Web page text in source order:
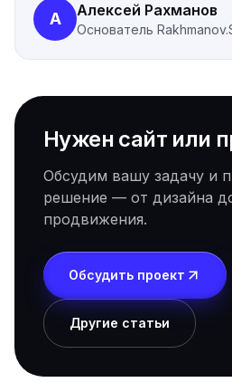
А Алексей Рахманов
Основатель
Нужен сайт или
Обсудим вашу задачу и
решение — от дизайна
продвижения.
Обсудить проект
Другие статьи